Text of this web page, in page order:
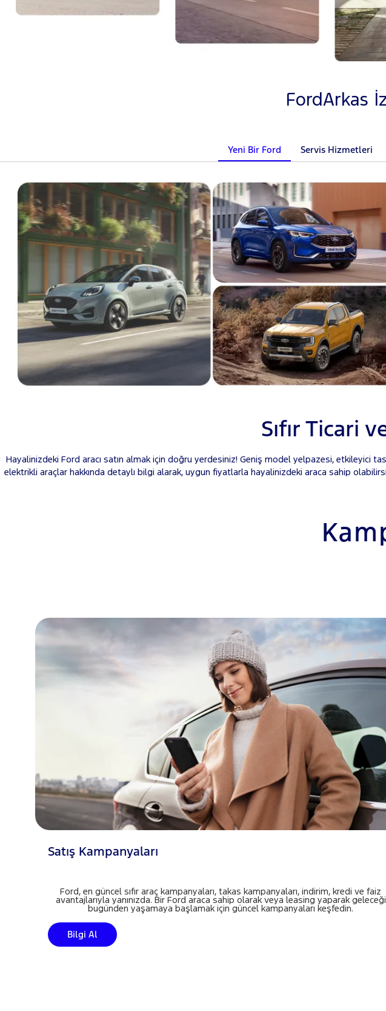
FordArkas
Yeni Bir Ford Servis Hizmetleri
Sıfır Ticari
Hayalinizdeki Ford aracı satın almak için doğru yerdesiniz! Geniş model yelpazesi, etkileyici
elektrikli araçlar hakkında detaylı bilgi alarak, uygun fiyatlarla hayalinizdeki araca sahip
Satış Kampanyaları
Ford, en güncel sıfır araç kampanyaları, takas kampanyaları, indirim, kredi ve faiz
avantajlarıyla yanınızda. Bir Ford araca sahip olarak veya leasing yaparak geleceği
bugünden yaşamaya başlamak için güncel kampanyaları keşfedin.
Bilgi Al